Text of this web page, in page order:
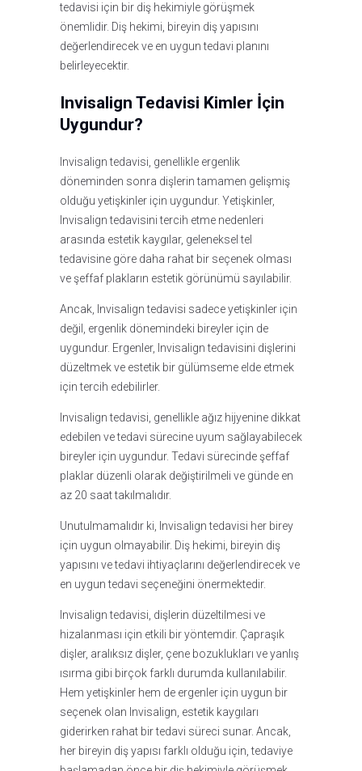
tedavisi için bir diş hekimiyle görüşmek
önemlidir. Diş hekimi, bireyin diş yapısını
değerlendirecek ve en uygun tedavi planını
belirleyecektir.
Invisalign Tedavisi Kimler İçin
Uygundur?
Invisalign tedavisi, genellikle ergenlik
döneminden sonra dişlerin tamamen gelişmiş
olduğu yetişkinler için uygundur. Yetişkinler,
Invisalign tedavisini tercih etme nedenleri
arasında estetik kaygılar, geleneksel tel
tedavisine göre daha rahat bir seçenek olması
ve şeffaf plakların estetik görünümü sayılabilir.
Ancak, Invisalign tedavisi sadece yetişkinler için
değil, ergenlik dönemindeki bireyler için de
uygundur. Ergenler, Invisalign tedavisini dişlerini
düzeltmek ve estetik bir gülümseme elde etmek
için tercih edebilirler.
Invisalign tedavisi, genellikle ağız hijyenine dikkat
edebilen ve tedavi sürecine uyum sağlayabilecek
bireyler için uygundur. Tedavi sürecinde şeffaf
plaklar düzenli olarak değiştirilmeli ve günde en
az 20 saat takılmalıdır.
Unutulmamalıdır ki, Invisalign tedavisi her birey
için uygun olmayabilir. Diş hekimi, bireyin diş
yapısını ve tedavi ihtiyaçlarını değerlendirecek ve
en uygun tedavi seçeneğini önermektedir.
Invisalign tedavisi, dişlerin düzeltilmesi ve
hizalanması için etkili bir yöntemdir. Çapraşık
dişler, aralıksız dişler, çene bozuklukları ve yanlış
ısırma gibi birçok farklı durumda kullanılabilir.
Hem yetişkinler hem de ergenler için uygun bir
seçenek olan Invisalign, estetik kaygıları
giderirken rahat bir tedavi süreci sunar. Ancak,
her bireyin diş yapısı farklı olduğu için, tedaviye